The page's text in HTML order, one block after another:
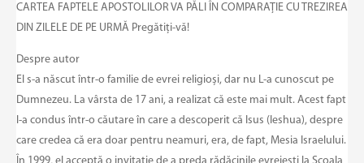
CARTEA FAPTELE APOSTOLILOR VA PĂLI ÎN COMPARAȚIE CU TREZIREA
DIN ZILELE DE PE URMĂ Pregătiți-vă!
Despre autor
El s-a născut într-o familie de evrei religioși, dar nu L-a cunoscut pe
Dumnezeu. La vârsta de 17 ani, a realizat că este mai mult. Acest fapt
l-a condus într-o căutare în care a descoperit că Isus (Ieshua), despre
care credea că era doar pentru neamuri, era, de fapt, Mesia Israelului.